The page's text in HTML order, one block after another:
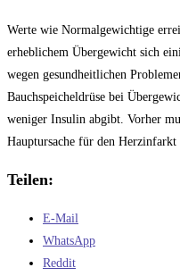
Werte wie Normalgewichtige
erheblichem Übergewicht sich
wegen gesundheitlichen
Bauchspeicheldrüse bei
weniger Insulin abgibt. Vorher
Hauptursache für den
Teilen:
E-Mail
WhatsApp
Reddit